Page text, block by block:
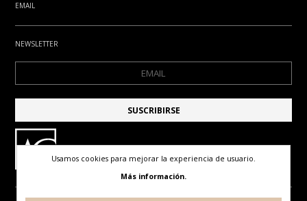
EMAIL
NEWSLETTER
Usamos cookies para mejorar la experiencia de usuario.
Más información.